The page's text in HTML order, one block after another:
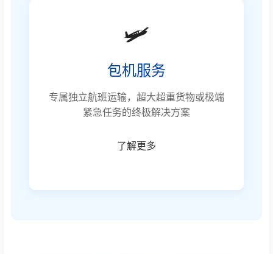
🛩️
包机服务
专属独立航班运输，超大超重货物或极端
紧急任务的终极解决方案
了解更多